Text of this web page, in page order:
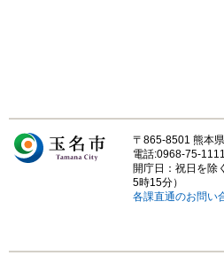
〒865-8501 熊本
電話:0968-75-1111
開庁日：祝日を除
5時15分）
各課直通のお問い